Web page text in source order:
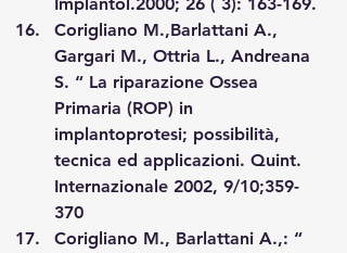
Corigliano M.,Barlattani A.,
Gargari M., Ottria L., Andreana
S. “ La riparazione Ossea
Primaria (ROP) in
implantoprotesi; possibilità,
tecnica ed applicazioni. Quint.
Internazionale 2002, 9/10;359-
370
Corigliano M., Barlattani A.,: “